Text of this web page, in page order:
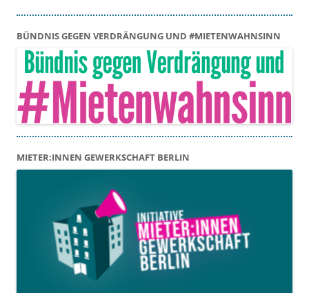
BÜNDNIS GEGEN VERDRÄNGUNG UND #MIETENWAHNSINN
MIETER:INNEN GEWERKSCHAFT BERLIN